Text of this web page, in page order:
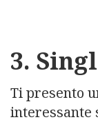
3.
Ti presento
interessante